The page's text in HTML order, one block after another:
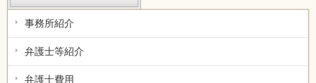
事務所紹介
弁護士等紹介
弁護士費用